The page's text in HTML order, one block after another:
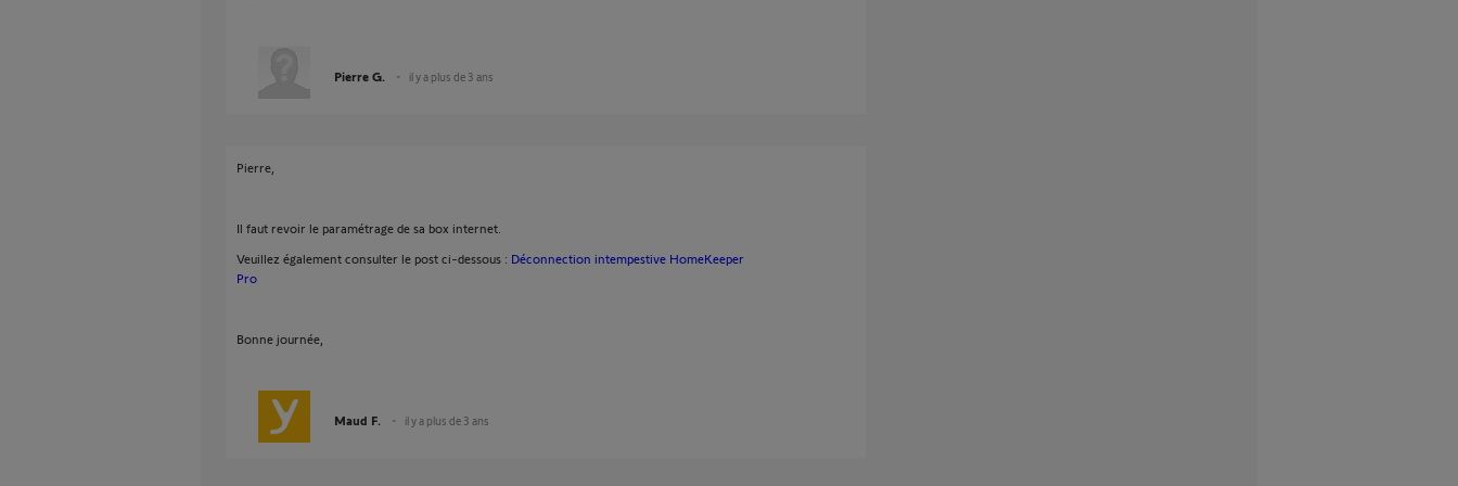
Pierre G. il y a plus de 3 ans
Pierre,
Il faut revoir le paramétrage de sa box internet.
Veuillez également consulter le post ci-dessous : Déconnection intempestive HomeKeeper
Pro
Bonne journée,
Maud F. il y a plus de 3 ans